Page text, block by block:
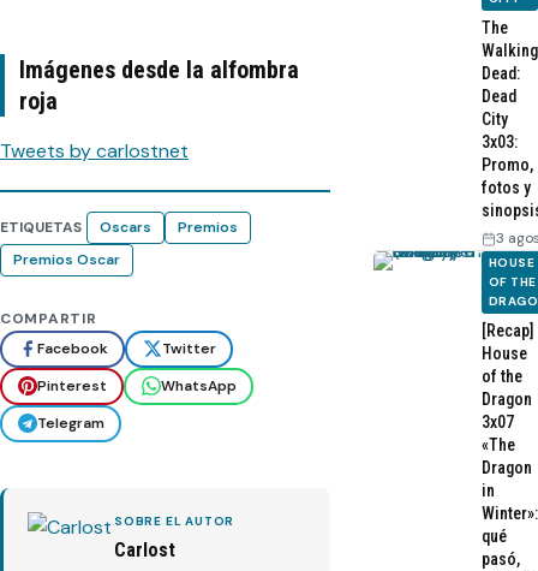
Imágenes desde la alfombra
roja
Tweets by carlostnet
ETIQUETAS Oscars
Premios
Premios Oscar
COMPARTIR
Facebook
Twitter
Pinterest
WhatsApp
Telegram
SOBRE EL AUTOR
Carlost
The
Walking
Dead:
Dead
City
3x03:
Promo,
fotos y
3
HOUSE
OF THE
[Recap]
House
of the
Dragon
3x07
«The
Dragon
in
Winter»:
qué
pasó,